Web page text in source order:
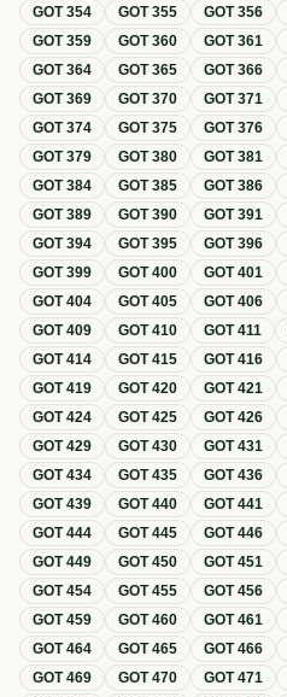
GOT354 GOT355 GOT356
GOT359 GOT360 GOT361
GOT364 GOT365 GOT366
GOT369 GOT370 GOT371
GOT374 GOT375 GOT376
GOT379 GOT380 GOT381
GOT384 GOT385 GOT386
GOT389 GOT390 GOT391
GOT394 GOT395 GOT396
GOT399 GOT400 GOT401
GOT404 GOT405 GOT406
GOT409 GOT410 GOT411
GOT414 GOT415 GOT416
GOT419 GOT420 GOT421
GOT424 GOT425 GOT426
GOT429 GOT430 GOT431
GOT434 GOT435 GOT436
GOT439 GOT440 GOT441
GOT444 GOT445 GOT446
GOT449 GOT450 GOT451
GOT454 GOT455 GOT456
GOT459 GOT460 GOT461
GOT464 GOT465 GOT466
GOT469 GOT470 GOT471